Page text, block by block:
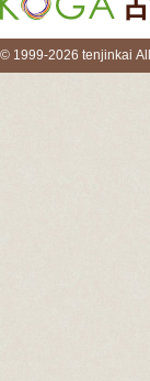
© 1999-2026 tenjinkai